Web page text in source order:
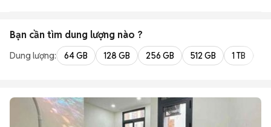
Bạn cần tìm dung lượng nào ?
Dung lượng: 64 GB 128 GB 256 GB 512 GB 1 TB